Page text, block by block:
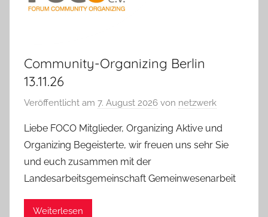
Community-Organizing Berlin
13.11.26
Veröffentlicht am 7. August 2026 von netzwerk
Liebe FOCO Mitglieder, Organizing Aktive und
Organizing Begeisterte, wir freuen uns sehr Sie
und euch zusammen mit der
Landesarbeitsgemeinschaft Gemeinwesenarbeit
Weiterlesen